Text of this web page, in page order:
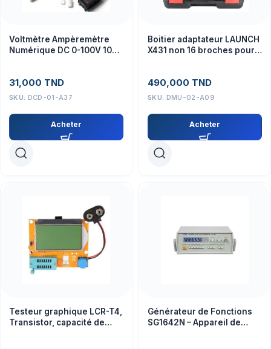
Voltmètre Ampèremètre
Numérique DC 0-100V 100A
31,000 TND
SKU: DCD-01-A37
Acheter
Boitier adaptateur LAUNCH
X431 non 16 broches pour
490,000 TND
SKU: DMU-02-A09
Acheter
Testeur graphique LCR-T4,
Transistor, capacité de
Générateur de Fonctions
SG1642N – Appareil de